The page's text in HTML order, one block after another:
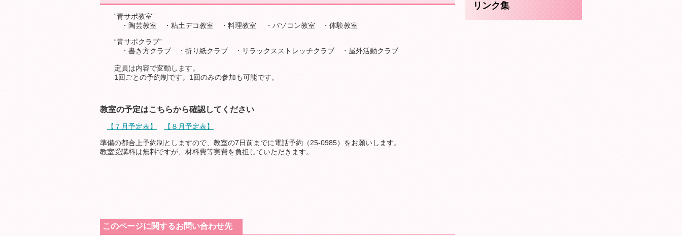
“青サポ教室”
・陶芸教室 ・粘土デコ教室 ・料理教室 ・パソコン教室 ・体験教室
“青サポクラブ”
・書き方クラブ ・折り紙クラブ ・リラックスストレッチクラブ ・屋外活動クラブ
定員は内容で変動します。
1回ごとの予約制です。1回のみの参加も可能です。
教室の予定はこちらから確認してください
【７月予定表】
【８月予定表】
準備の都合上予約制としますので、教室の7日前までに電話予約（25‐0985）をお願いします。
教室受講料は無料ですが、材料費等実費を負担していただきます。
このページに関するお問い合わせ先
リンク集